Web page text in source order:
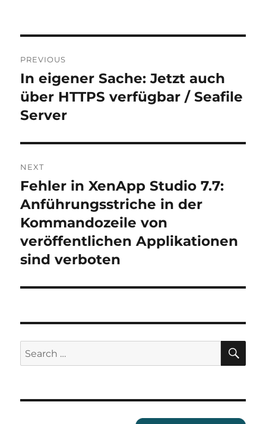
navigation
PREVIOUS
Previous
post:
In eigener Sache: Jetzt auch
über HTTPS verfügbar / Seafile
Server
NEXT
Next
post:
Fehler in XenApp Studio 7.7:
Anführungsstriche in der
Kommandozeile von
veröffentlichen Applikationen
sind verboten
Search
for: